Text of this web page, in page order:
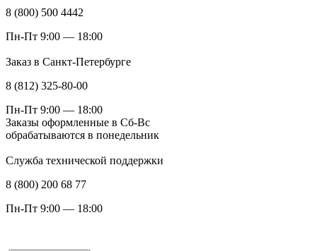
8 (800) 500 4442
Пн-Пт 9:00 — 18:00
Заказ в Санкт-Петербурге
8 (812) 325-80-00
Пн-Пт 9:00 — 18:00
Заказы оформленные в Сб-Вс
обрабатываются в понедельник
Служба технической поддержки
8 (800) 200 68 77
Пн-Пт 9:00 — 18:00